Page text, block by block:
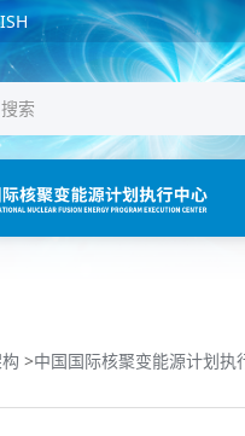
>中国国际核聚变能源计划执